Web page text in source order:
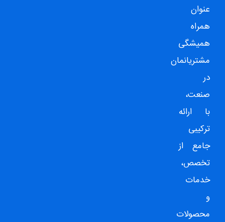
عنوان
همراه
همیشگی
مشتریانمان
در
صنعت،
با ارائه
ترکیبی
جامع از
تخصص،
خدمات
و
محصولات